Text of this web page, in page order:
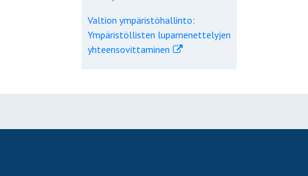
Valtion ympäristöhallinto:
Ympäristöllisten lupamenettelyjen
yhteensovittaminen